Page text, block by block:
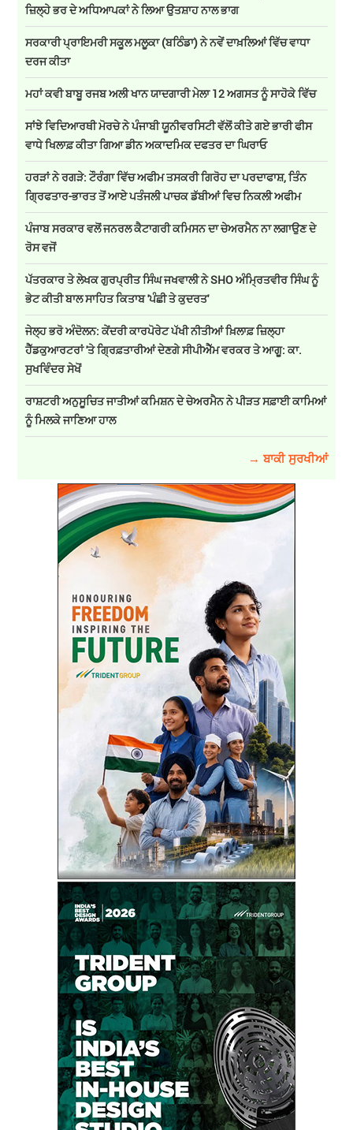
ਜ਼ਿਲ੍ਹੇ ਭਰ ਦੇ ਅਧਿਆਪਕਾਂ ਨੇ ਲਿਆ ਉਤਸ਼ਾਹ ਨਾਲ ਭਾਗ
ਸਰਕਾਰੀ ਪ੍ਰਾਇਮਰੀ ਸਕੂਲ ਮਲੂਕਾ (ਬਠਿੰਡਾ) ਨੇ ਨਵੇਂ ਦਾਖ਼ਲਿਆਂ ਵਿੱਚ ਵਾਧਾ
ਦਰਜ ਕੀਤਾ
ਮਹਾਂ ਕਵੀ ਬਾਬੂ ਰਜਬ ਅਲੀ ਖਾਨ ਯਾਦਗਾਰੀ ਮੇਲਾ 12 ਅਗਸਤ ਨੂੰ ਸਾਹੋਕੇ ਵਿੱਚ
ਸਾਂਝੇ ਵਿਦਿਆਰਥੀ ਮੋਰਚੇ ਨੇ ਪੰਜਾਬੀ ਯੂਨੀਵਰਸਿਟੀ ਵੱਲੋਂ ਕੀਤੇ ਗਏ ਭਾਰੀ ਫੀਸ
ਵਾਧੇ ਖਿਲਾਫ਼ ਕੀਤਾ ਗਿਆ ਡੀਨ ਅਕਾਦਮਿਕ ਦਫਤਰ ਦਾ ਘਿਰਾਓ
ਹਰੜਾਂ ਨੇ ਰਗੜੇ: ਟੌਰੰਗਾ ਵਿੱਚ ਅਫੀਮ ਤਸਕਰੀ ਗਿਰੋਹ ਦਾ ਪਰਦਾਫਾਸ਼, ਤਿੰਨ
ਗ੍ਰਿਫਤਾਰ-ਭਾਰਤ ਤੋਂ ਆਏ ਪਤੰਜਲੀ ਪਾਚਕ ਡੱਬੀਆਂ ਵਿਚ ਨਿਕਲੀ ਅਫੀਮ
ਪੰਜਾਬ ਸਰਕਾਰ ਵਲੋਂ ਜਨਰਲ ਕੈਟਾਗਰੀ ਕਮਿਸਨ ਦਾ ਚੇਅਰਮੈਨ ਨਾ ਲਗਾਉਣ ਦੇ
ਰੋਸ ਵਜੋਂ
ਪੱਤਰਕਾਰ ਤੇ ਲੇਖਕ ਗੁਰਪ੍ਰੀਤ ਸਿੰਘ ਜਖਵਾਲੀ ਨੇ SHO ਅੰਮ੍ਰਿਤਵੀਰ ਸਿੰਘ ਨੂੰ
ਭੇਟ ਕੀਤੀ ਬਾਲ ਸਾਹਿਤ ਕਿਤਾਬ 'ਪੰਛੀ ਤੇ ਕੁਦਰਤ'
ਜੇਲ੍ਹ ਭਰੋ ਅੰਦੋਲਨ: ਕੇਂਦਰੀ ਕਾਰਪੋਰੇਟ ਪੱਖੀ ਨੀਤੀਆਂ ਖ਼ਿਲਾਫ਼ ਜ਼ਿਲ੍ਹਾ
ਹੈੱਡਕੁਆਰਟਰਾਂ 'ਤੇ ਗ੍ਰਿਫ਼ਤਾਰੀਆਂ ਦੇਣਗੇ ਸੀਪੀਐੱਮ ਵਰਕਰ ਤੇ ਆਗੂ: ਕਾ.
ਸੁਖਵਿੰਦਰ ਸੇਖੋਂ
ਰਾਸ਼ਟਰੀ ਅਨੁਸੂਚਿਤ ਜਾਤੀਆਂ ਕਮਿਸ਼ਨ ਦੇ ਚੇਅਰਮੈਨ ਨੇ ਪੀੜਤ ਸਫ਼ਾਈ ਕਾਮਿਆਂ
ਨੂੰ ਮਿਲਕੇ ਜਾਣਿਆ ਹਾਲ
→ ਬਾਕੀ ਸੁਰਖੀਆਂ